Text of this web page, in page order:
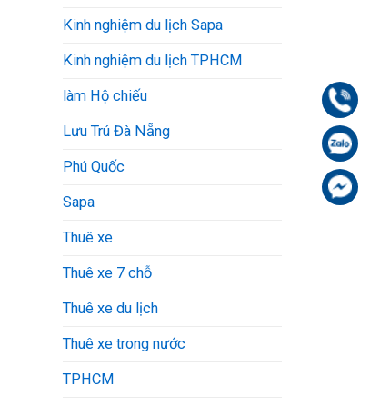
Kinh nghiệm du lịch Sapa
Kinh nghiệm du lịch TPHCM
làm Hộ chiếu
Lưu Trú Đà Nẵng
Phú Quốc
Sapa
Thuê xe
Thuê xe 7 chỗ
Thuê xe du lịch
Thuê xe trong nước
TPHCM